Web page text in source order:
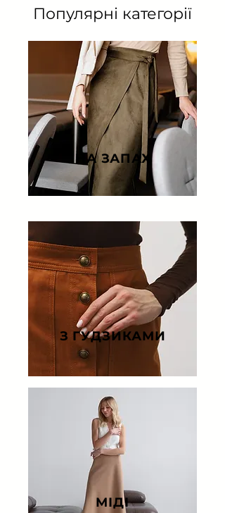
Популярні категорії
НА ЗАПАХ
З ГУДЗИКАМИ
МІДІ